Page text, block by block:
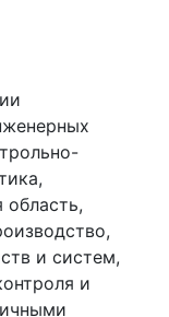
и систем,
и